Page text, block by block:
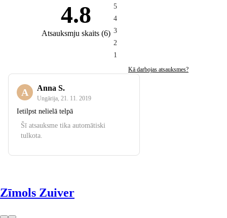
4.8
Atsauksmju skaits (6)
5
4
3
2
1
Kā darbojas atsauksmes?
A Anna S.
Ungārija 21. 11. 2019
Ietilpst nelielā telpā
Šī atsauksme tika automātiski
tulkota.
Zīmols Zuiver